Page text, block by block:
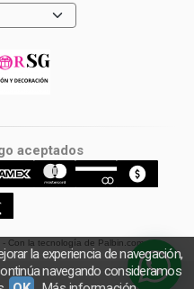
aceptados
Con la tecnología de Palbin.com
la experiencia de navegación,
navegando consideramos